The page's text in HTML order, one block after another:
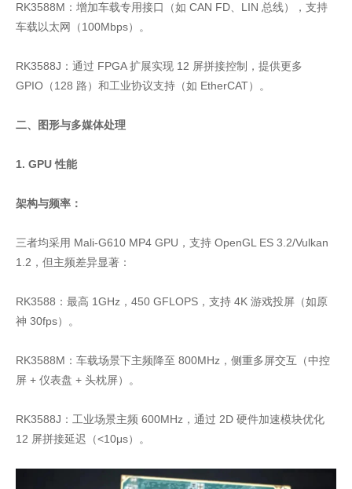
RK3588M：增加车载专用接口（如 CAN FD、LIN 总线），支持
车载以太网（100Mbps）。
RK3588J：通过 FPGA 扩展实现 12 屏拼接控制，提供更多
GPIO（128 路）和工业协议支持（如 EtherCAT）。
二、图形与多媒体处理
1. GPU 性能
架构与频率：
三者均采用 Mali-G610 MP4 GPU，支持 OpenGL ES 3.2/Vulkan
1.2，但主频差异显著：
RK3588：最高 1GHz，450 GFLOPS，支持 4K 游戏投屏（如原
神 30fps）。
RK3588M：车载场景下主频降至 800MHz，侧重多屏交互（中控
屏 + 仪表盘 + 头枕屏）。
RK3588J：工业场景主频 600MHz，通过 2D 硬件加速模块优化
12 屏拼接延迟（<10μs）。